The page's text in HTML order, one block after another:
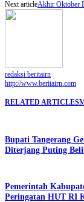
Next articleAkhir Oktober
redaksi beritairn
http://www.beritairn.com
RELATED ARTICLES
Bupati Tangerang
Diterjang Puting
Pemerintah
Peringatan HUT RI